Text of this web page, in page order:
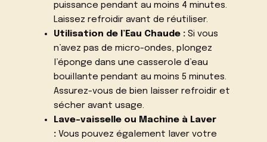
puissance pendant au moins 4 minutes.
Laissez refroidir avant de réutiliser.
Utilisation de l’Eau Chaude :Si vous
n’avez pas de micro-ondes, plongez
l’éponge dans une casserole d’eau
bouillante pendant au moins 5 minutes.
Assurez-vous de bien laisser refroidir et
sécher avant usage.
Lave-vaisselle ou Machine à Laver
:Vous pouvez également laver votre